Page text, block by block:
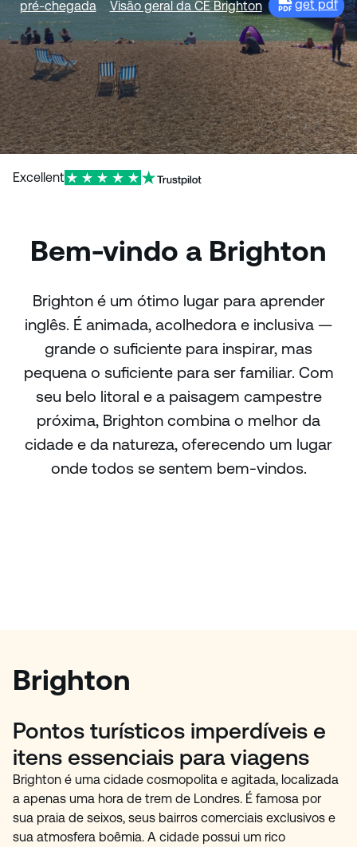
pré-chegada Visão geral da CE Brighton get pdf
Excellent
Bem-vindo a Brighton
Brighton é um ótimo lugar para aprender
inglês. É animada, acolhedora e inclusiva —
grande o suficiente para inspirar, mas
pequena o suficiente para ser familiar. Com
seu belo litoral e a paisagem campestre
próxima, Brighton combina o melhor da
cidade e da natureza, oferecendo um lugar
onde todos se sentem bem-vindos.
Brighton
Pontos turísticos imperdíveis e
itens essenciais para viagens
Brighton é uma cidade cosmopolita e agitada, localizada
a apenas uma hora de trem de Londres. É famosa por
sua praia de seixos, seus bairros comerciais exclusivos e
sua atmosfera boêmia. A cidade possui um rico